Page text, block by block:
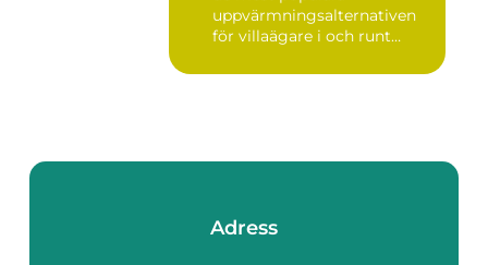
uppvärmningsalternativen
för villaägare i och runt
Adress